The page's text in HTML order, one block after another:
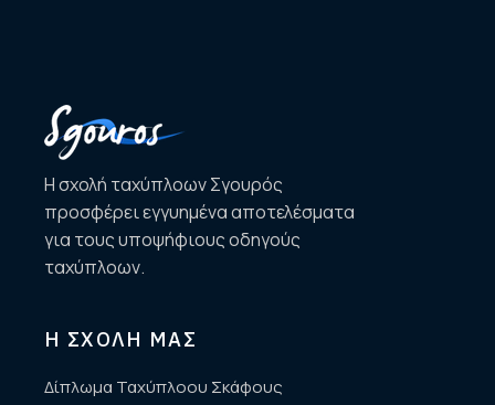
Η σχολή ταχύπλοων Σγουρός
προσφέρει εγγυημένα αποτελέσματα
για τους υποψήφιους οδηγούς
ταχύπλοων.
Η ΣΧΟΛΗ ΜΑΣ
Δίπλωμα Ταχύπλοου Σκάφους